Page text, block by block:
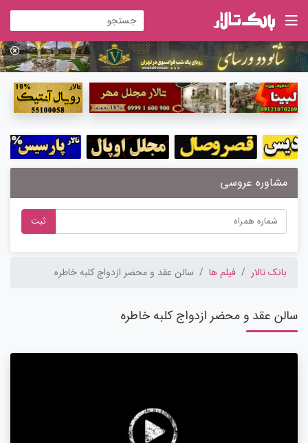
مشاوره عروسی
ثبت
بانک تالار فیلم ها سالن عقد و محضر ازدواج کلبه خاطره
سالن عقد و محضر ازدواج کلبه خاطره